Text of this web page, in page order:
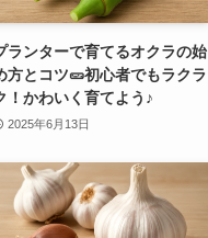
ランターで育てるオクラの始
方とコツ🥒初心者でもラクラ
！かわいく育てよう♪
2025年6月13日